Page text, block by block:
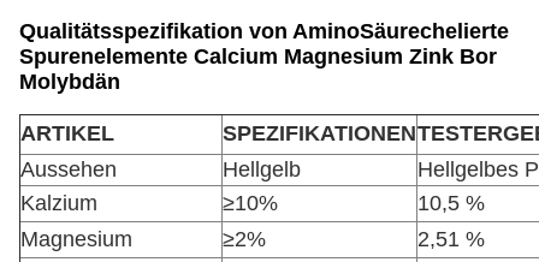
Qualitätsspezifikation von AminoSäurechelierte
Spurenelemente Calcium Magnesium Zink Bor
Molybdän
ARTIKEL SPEZIFIKATIONEN
Aussehen
Hellgelb
Hellgelbes
Kalzium
≥10%
10,5 %
Magnesium
≥2%
2,51 %